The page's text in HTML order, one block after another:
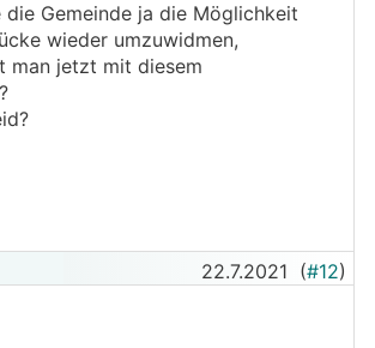
Gemeinde ja die Möglichkeit
wieder umzuwidmen,
man jetzt mit diesem
22.7.2021 (#12)